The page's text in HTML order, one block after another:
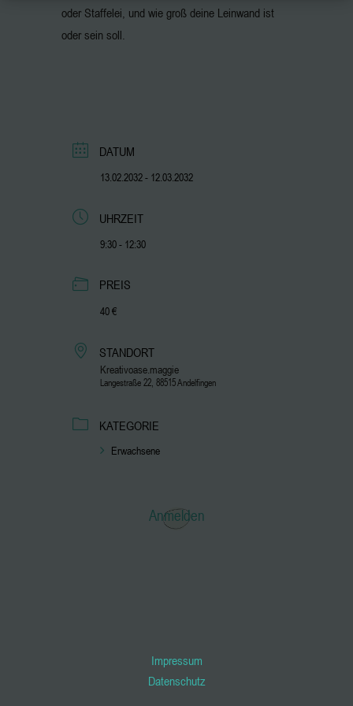
oder Staffelei, und wie groß deine Leinwand ist
oder sein soll.
DATUM
13.02.2032- 12.03.2032
UHRZEIT
9:30 - 12:30
PREIS
40 €
STANDORT
Kreativoase.maggie
Langestraße 22, 88515 Andelfingen
KATEGORIE
Erwachsene
Anmelden
Impressum
Datenschutz